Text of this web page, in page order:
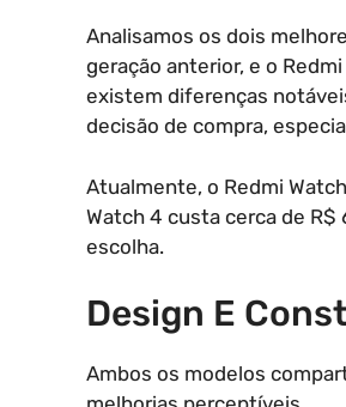
Analisamos os dois
geração anterior, e o
existem diferenças
decisão de compra,
Atualmente, o Redmi
Watch 4 custa cerca de R$
escolha.
Design E
Ambos os modelos